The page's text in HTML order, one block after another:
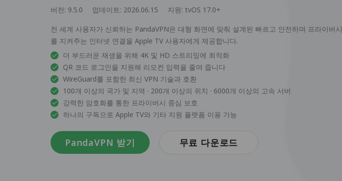
버전: 9.5.0 업데이트: 2026.06.15 지원: tvOS 17.0+
전 세계 사용자가 신뢰하는 PandaVPN은 대형 화면에 맞춰 설계된 빠르고 안전하며 프라이버시
를 지켜주는 인터넷 연결을 Apple TV 사용자에게 제공합니다.
더 부드러운 재생을 위해 4K 및 HD 스트리밍에 최적화
QR 코드 로그인을 지원해 리모컨 입력을 줄여 줍니다
WireGuard를 포함한 최신 VPN 기술과 호환
100개 이상의 국가 및 지역 · 200개 이상의 위치 · 6000개 이상의 고속 서버
강력한 암호화를 통한 프라이버시 중심 보호
하나의 구독으로 Apple TV와 기타 지원 플랫폼 이용 가능
PandaVPN 받기 무료 다운로드